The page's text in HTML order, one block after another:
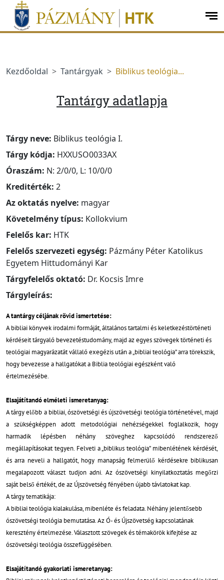
jumplink.menu
jumplink.content
Kezdőoldal Tantárgyak Biblikus teológia...
Tantárgy adatlapja
Tárgy neve: Biblikus teológia I.
Tárgy kódja: HXXUSO0033AX
Óraszám: N: 2/0/0, L: 10/0/0
Kreditérték: 2
Az oktatás nyelve: magyar
Követelmény típus: Kollokvium
Felelős kar: HTK
Felelős szervezeti egység: Pázmány Péter Katolikus
Egyetem Hittudományi Kar
Tárgyfelelős oktató: Dr. Kocsis Imre
Tárgyleírás:
A tantárgy céljának rövid ismertetése:
A bibliai könyvek irodalmi formáját, általános tartalmi és keletkezéstörténeti
kérdéseit tárgyaló bevezetéstudomány, majd az egyes szövegek történeti és
teológiai magyarázatát vállaló exegézis után a „bibliai teológia” arra törekszik,
hogy bevezesse a hallgatókat a Biblia teológiai egészként való
értelmezésébe.
Elsajátítandó elméleti ismeretanyag:
A tárgy előbb a bibliai, ószövetségi és újszövetségi teológia történetével, majd
a szükségképpen adott metodológiai nehézségekkel foglalkozik, hogy
harmadik lépésben néhány szöveghez kapcsolódó rendszerező
megállapításokat tegyen. Felveti a „biblikus teológia” mibenlétének kérdését,
és arra neveli a hallgatót, hogy manapság felmerülő kérdésekre biblikusan
megalapozott választ tudjon adni. Az ószövetségi kinyilatkoztatás megőrzi
saját belső értékét, de az Újszövetség fényében újabb távlatokat kap.
A tárgy tematikája:
A bibliai teológia kialakulása, mibenléte és feladata. Néhány jelentősebb
ószövetségi teológia bemutatása. Az Ó- és Újszövetség kapcsolatának
keresztény értelmezése. Választott szövegek és témakörök kifejtése az
ószövetségi teológia összefüggésében.
Elsajátítandó gyakorlati ismeretanyag: